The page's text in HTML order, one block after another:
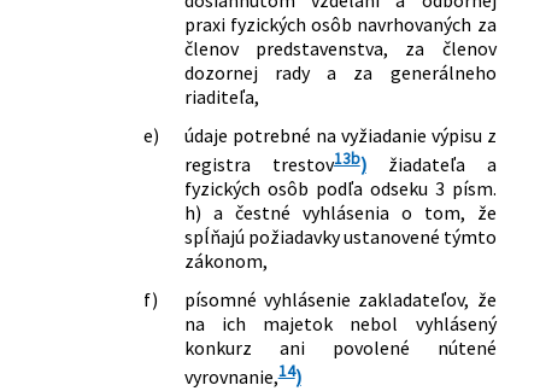
praxi fyzických osôb navrhovaných za
členov predstavenstva, za členov
dozornej rady a za generálneho
riaditeľa,
e)
údaje potrebné na vyžiadanie výpisu z
registra trestov13b)žiadateľa a
fyzických osôb podľa odseku 3 písm.
h) a čestné vyhlásenia o tom, že
spĺňajú požiadavky ustanovené týmto
zákonom,
f)
písomné vyhlásenie zakladateľov, že
na ich majetok nebol vyhlásený
konkurz ani povolené nútené
vyrovnanie,14)